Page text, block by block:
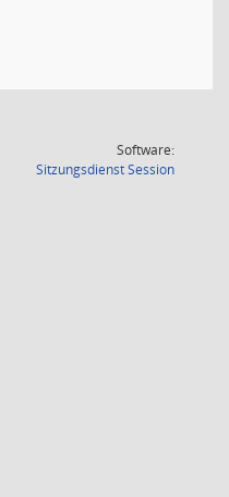
Software:
SitzungsdienstSession(Wird in